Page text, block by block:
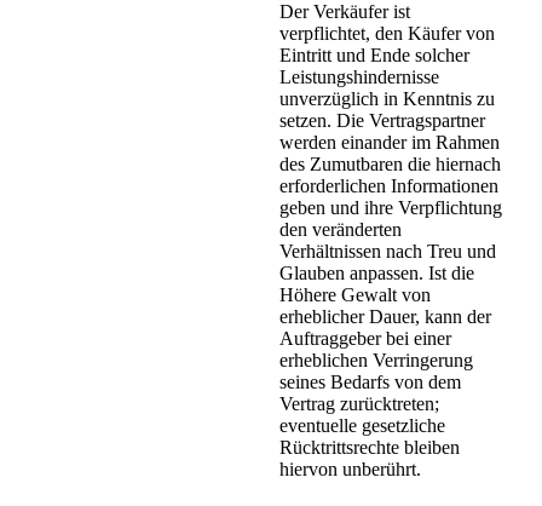
Der Verkäufer ist
verpflichtet, den Käufer von
Eintritt und Ende solcher
Leistungshindernisse
unverzüglich in Kenntnis zu
setzen. Die Vertragspartner
werden einander im Rahmen
des Zumutbaren die hiernach
erforderlichen Informationen
geben und ihre Verpflichtung
den veränderten
Verhältnissen nach Treu und
Glauben anpassen. Ist die
Höhere Gewalt von
erheblicher Dauer, kann der
Auftraggeber bei einer
erheblichen Verringerung
seines Bedarfs von dem
Vertrag zurücktreten;
eventuelle gesetzliche
Rücktrittsrechte bleiben
hiervon unberührt.